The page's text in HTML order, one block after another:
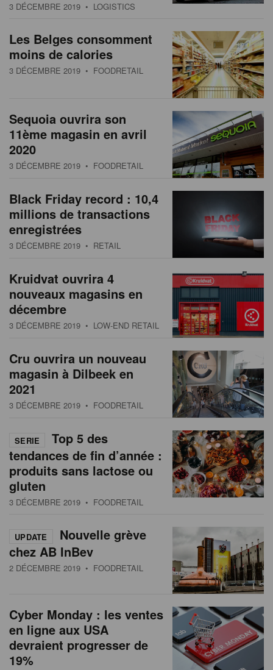
3 DÉCEMBRE 2019 • LOGISTICS
Les Belges consomment
moins de calories
3 DÉCEMBRE 2019 • FOODRETAIL
Sequoia ouvrira son
11ème magasin en avril
2020
3 DÉCEMBRE 2019 • FOODRETAIL
Black Friday record : 10,4
millions de transactions
enregistrées
3 DÉCEMBRE 2019 • RETAIL
Kruidvat ouvrira 4
nouveaux magasins en
décembre
3 DÉCEMBRE 2019 • LOW-END RETAIL
Cru ouvrira un nouveau
magasin à Dilbeek en
2021
3 DÉCEMBRE 2019 • FOODRETAIL
SERIE
Top 5 des
tendances de fin d’année :
produits sans lactose ou
gluten
3 DÉCEMBRE 2019 • FOODRETAIL
UPDATE
Nouvelle grève
chez AB InBev
2 DÉCEMBRE 2019 • FOODRETAIL
Cyber Monday : les ventes
en ligne aux USA
devraient progresser de
19%